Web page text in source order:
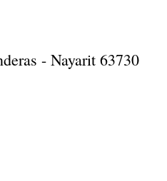
- Nayarit 63730